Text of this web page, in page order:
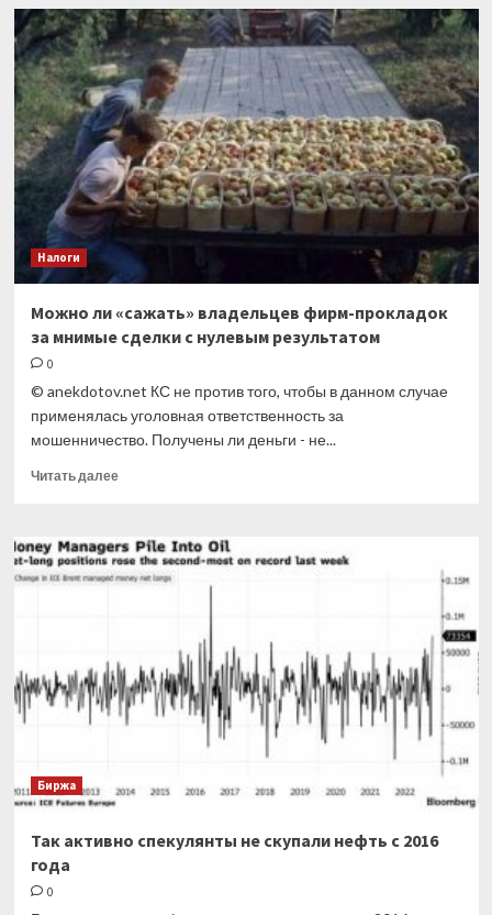
ФНС
рассказала
о
страховых
взносах
при
применении
АУСН
Налоги
Можно ли «сажать» владельцев фирм-прокладок
за мнимые сделки с нулевым результатом
0
© anekdotov.net КС не против того, чтобы в данном случае
применялась уголовная ответственность за
мошенничество. Получены ли деньги - не...
Читать далееПрочитать
Можно
ли
«сажать»
за
мнимые
сделки
Биржа
Так активно спекулянты не скупали нефть с 2016
года
0